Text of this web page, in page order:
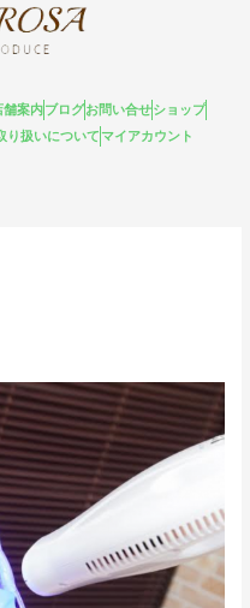
舗案内ブログお問い合せショップ
り扱いについてマイアカウント